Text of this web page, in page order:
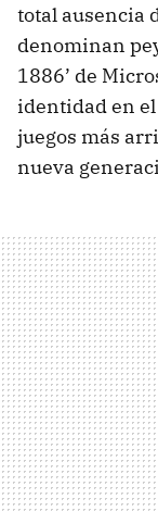
total ausencia
denominan
1886’ de
identidad en
juegos más
nueva